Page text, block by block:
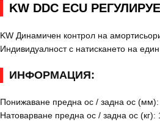
KW DDC ECU
KW Динамичен контрол на
Индивидуалност с натискането на
ИНФОРМАЦИЯ:
Понижаване предна ос / задна ос
Натоварване предна ос / задна ос (кг):